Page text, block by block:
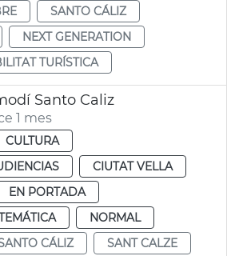
SANTO CÁLIZ
NEXT GENERATION
TURÍSTICA
Santo Caliz
1 mes
CULTURA
CIUTAT VELLA
EN PORTADA
NORMAL
CÁLIZ SANT CALZE